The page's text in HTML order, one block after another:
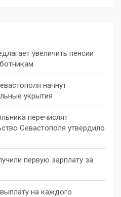
увеличить пенсии
начнут
укрытия
перечислят
Севастополя утвердило
первую зарплату за
на каждого